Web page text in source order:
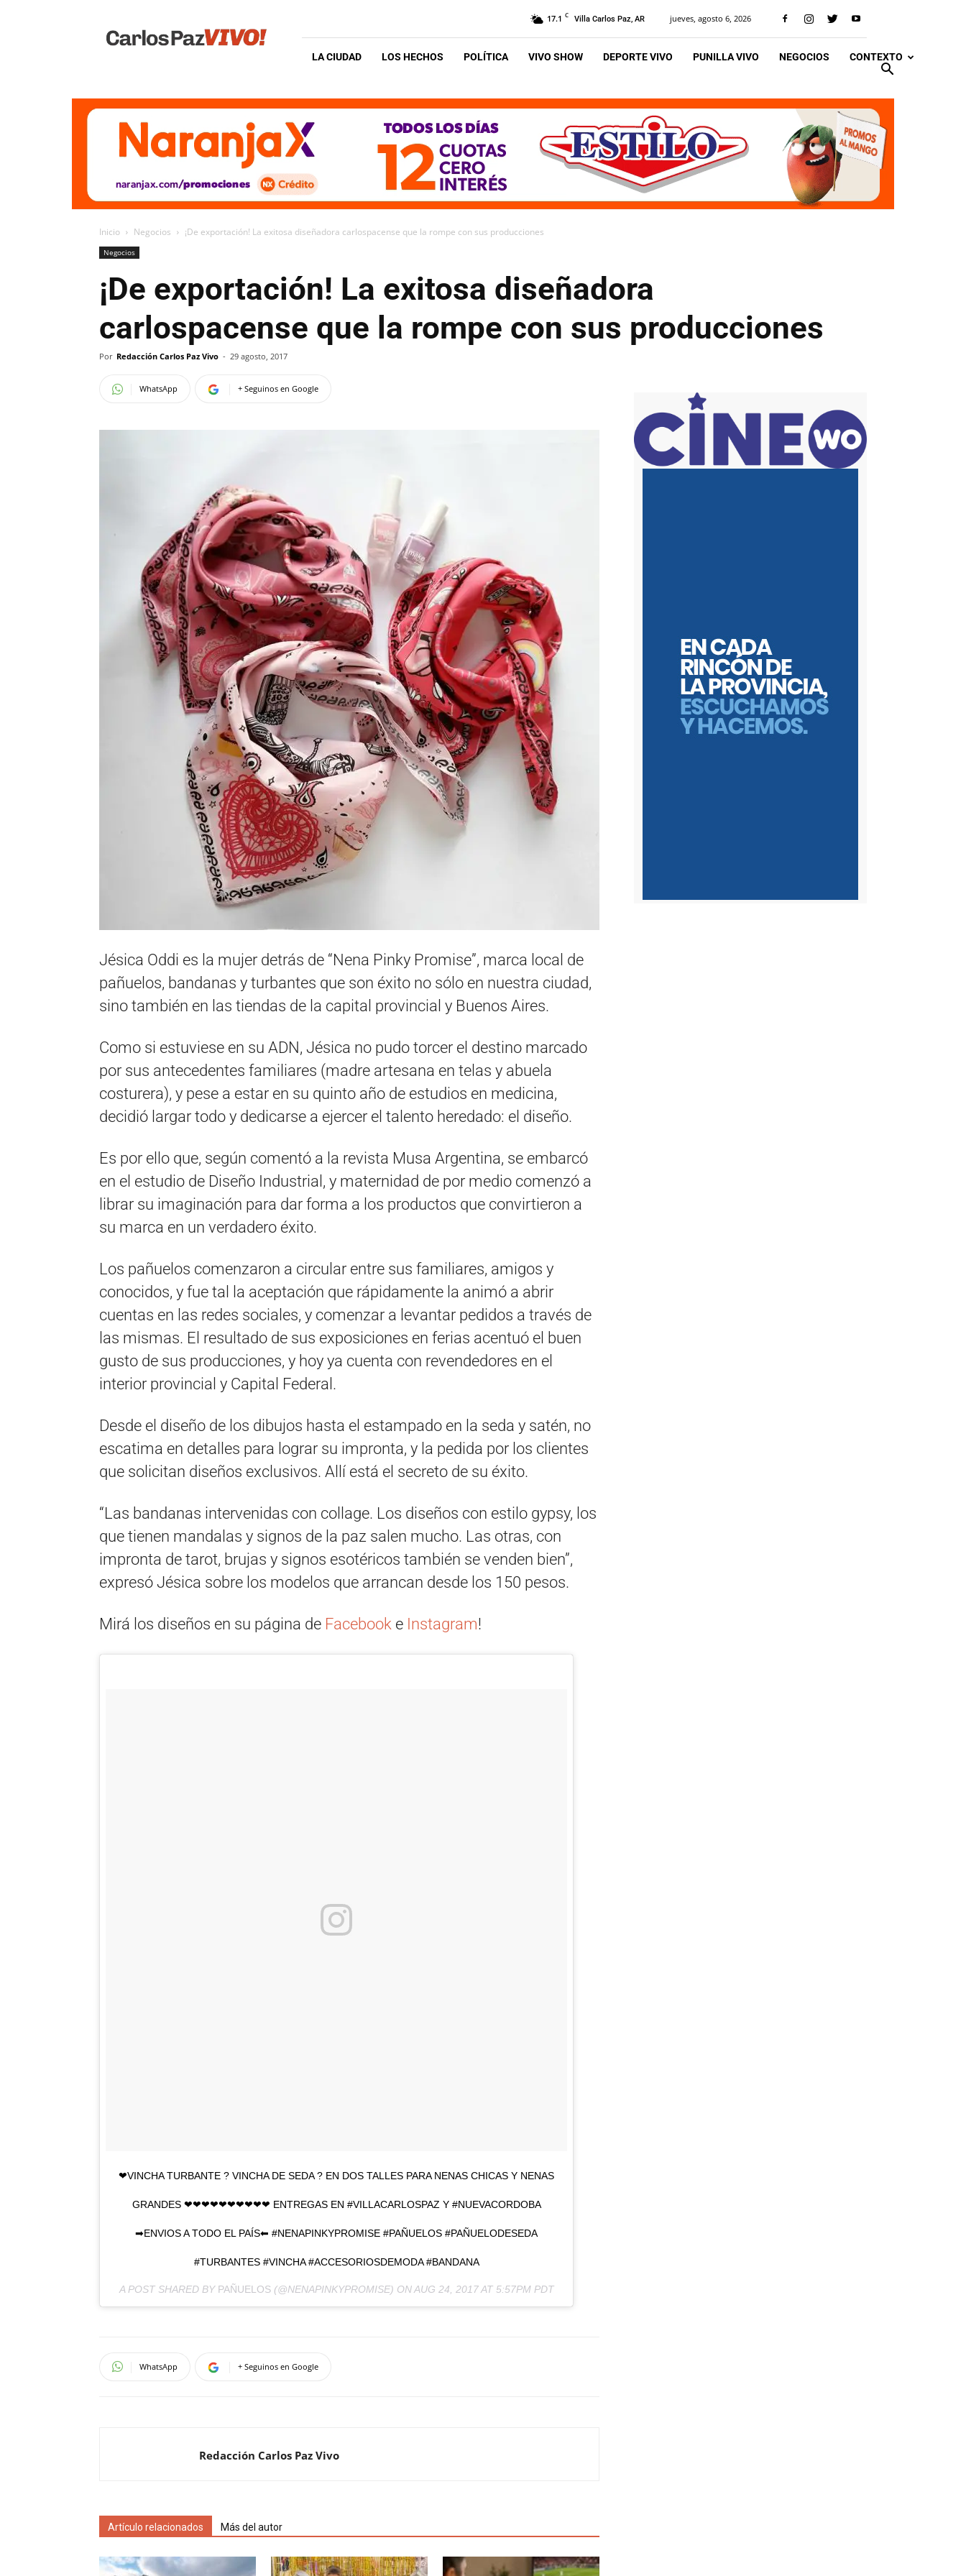
Vivo
17.1 C Villa Carlos Paz, AR jueves, agosto 6, 2026
LA CIUDAD LOS HECHOS POLÍTICA VIVO SHOW DEPORTE VIVO PUNILLA VIVO NEGOCIOS CONTEXTO
Inicio Negocios ¡De exportación! La exitosa diseñadora carlospacense que la rompe con sus producciones
Negocios
¡De exportación! La exitosa diseñadora
carlospacense que la rompe con sus producciones
Por Redacción Carlos Paz Vivo - 29 agosto, 2017
WhatsApp + Seguinos en Google
Jésica Oddi es la mujer detrás de “Nena Pinky Promise”, marca local de
pañuelos, bandanas y turbantes que son éxito no sólo en nuestra ciudad,
sino también en las tiendas de la capital provincial y Buenos Aires.
Como si estuviese en su ADN, Jésica no pudo torcer el destino marcado
por sus antecedentes familiares (madre artesana en telas y abuela
costurera), y pese a estar en su quinto año de estudios en medicina,
decidió largar todo y dedicarse a ejercer el talento heredado: el diseño.
Es por ello que, según comentó a la revista Musa Argentina, se embarcó
en el estudio de Diseño Industrial, y maternidad de por medio comenzó a
librar su imaginación para dar forma a los productos que convirtieron a
su marca en un verdadero éxito.
Los pañuelos comenzaron a circular entre sus familiares, amigos y
conocidos, y fue tal la aceptación que rápidamente la animó a abrir
cuentas en las redes sociales, y comenzar a levantar pedidos a través de
las mismas. El resultado de sus exposiciones en ferias acentuó el buen
gusto de sus producciones, y hoy ya cuenta con revendedores en el
interior provincial y Capital Federal.
Desde el diseño de los dibujos hasta el estampado en la seda y satén, no
escatima en detalles para lograr su impronta, y la pedida por los clientes
que solicitan diseños exclusivos. Allí está el secreto de su éxito.
“Las bandanas intervenidas con collage. Los diseños con estilo gypsy, los
que tienen mandalas y signos de la paz salen mucho. Las otras, con
impronta de tarot, brujas y signos esotéricos también se venden bien”,
expresó Jésica sobre los modelos que arrancan desde los 150 pesos.
Mirá los diseños en su página de Facebook e Instagram!
❤VINCHA TURBANTE ? VINCHA DE SEDA ? EN DOS TALLES PARA NENAS CHICAS Y NENAS
GRANDES ❤❤❤❤❤❤❤❤❤❤ ENTREGAS EN #VILLACARLOSPAZ Y #NUEVACORDOBA
➡ENVIOS A TODO EL PAÍS⬅ #NENAPINKYPROMISE #PAÑUELOS #PAÑUELODESEDA
#TURBANTES #VINCHA #ACCESORIOSDEMODA #BANDANA
A POST SHARED BY PAÑUELOS(@NENAPINKYPROMISE) ONAUG 24, 2017 AT 5:57PM PDT
WhatsApp + Seguinos en Google
Redacción Carlos Paz Vivo
Artículo relacionados Más del autor